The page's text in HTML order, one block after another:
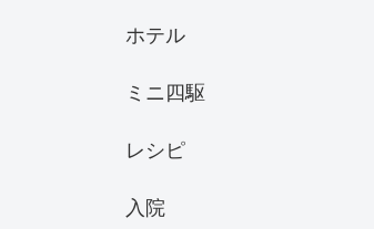
ホテル
ミニ四駆
レシピ
入院